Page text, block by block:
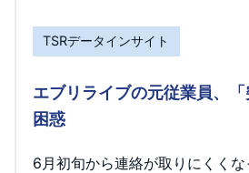
TSRデータインサイト
エブリライブの元従業員、
困惑
6月初旬から連絡が取りにくく